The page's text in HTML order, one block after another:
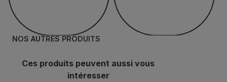
NOS AUTRES PRODUITS
Ces produits peuvent aussi vous
intéresser